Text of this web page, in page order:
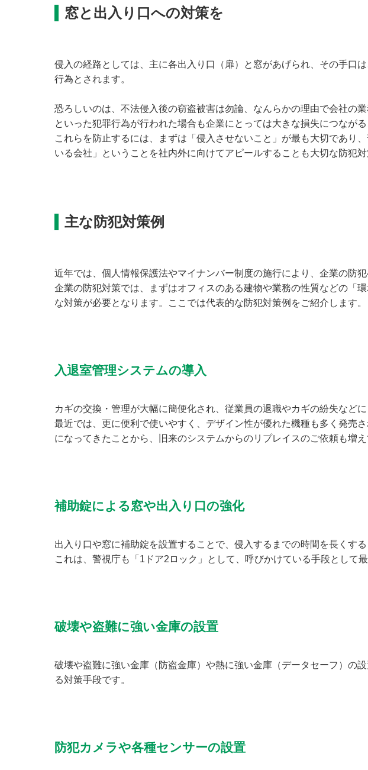
窓と出入り口への対策を
侵入の経路としては、主に各出入り口（扉）と窓があげられ、その手口
行為とされます。
恐ろしいのは、不法侵入後の窃盗被害は勿論、なんらかの理由で会社の
といった犯罪行為が行われた場合も企業にとっては大きな損失につながる
これらを防止するには、まずは「侵入させないこと」が最も大切であり
いる会社」ということを社内外に向けてアピールすることも大切な防犯対
主な防犯対策例
近年では、個人情報保護法やマイナンバー制度の施行により、企業の防
企業の防犯対策では、まずはオフィスのある建物や業務の性質などの「
な対策が必要となります。ここでは代表的な防犯対策例をご紹介します。
入退室管理システムの導入
カギの交換・管理が大幅に簡便化され、従業員の退職やカギの紛失など
最近では、更に便利で使いやすく、デザイン性が優れた機種も多く発売
になってきたことから、旧来のシステムからのリプレイスのご依頼も増え
補助錠による窓や出入り口の強化
出入り口や窓に補助錠を設置することで、侵入するまでの時間を長くする
これは、警視庁も「1ドア2ロック」として、呼びかけている手段として
破壊や盗難に強い金庫の設置
破壊や盗難に強い金庫（防盗金庫）や熱に強い金庫（データセーフ）の
る対策手段です。
防犯カメラや各種センサーの設置